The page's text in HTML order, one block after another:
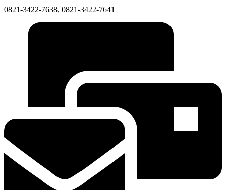
0821-3422-7638, 0821-3422-7641